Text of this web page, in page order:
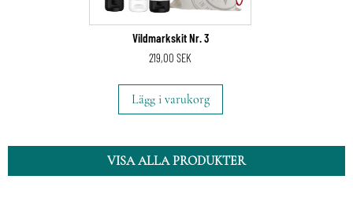
Vildmarkskit Nr. 3
219,00 SEK
Lägg i varukorg
VISA ALLA PRODUKTER